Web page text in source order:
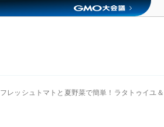
フレッシュトマトと夏野菜で簡単！ラタトゥイユ